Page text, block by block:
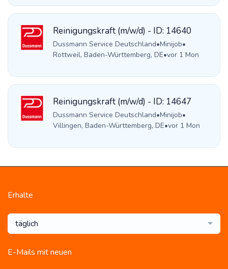
Reinigungskraft (m/w/d) - ID: 14640
Dussmann Service Deutschland•Minijob•
Rottweil, Baden-Württemberg, DE•vor 1 Mon
Reinigungskraft (m/w/d) - ID: 14647
Dussmann Service Deutschland•Minijob•
Villingen, Baden-Württemberg, DE•vor 1 Mon
Erhalte
täglich
E-Mails mit neuen